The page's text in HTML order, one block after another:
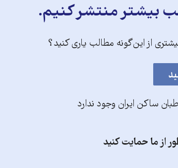
بیشتر منتشر کنیم.
از این‌گونه مطالب یاری کنید؟
ساکن ایران وجود ندارد
از ما حمایت کنید